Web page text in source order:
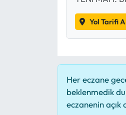
Yol Tarifi
Her eczane
beklenmedik
eczanenin